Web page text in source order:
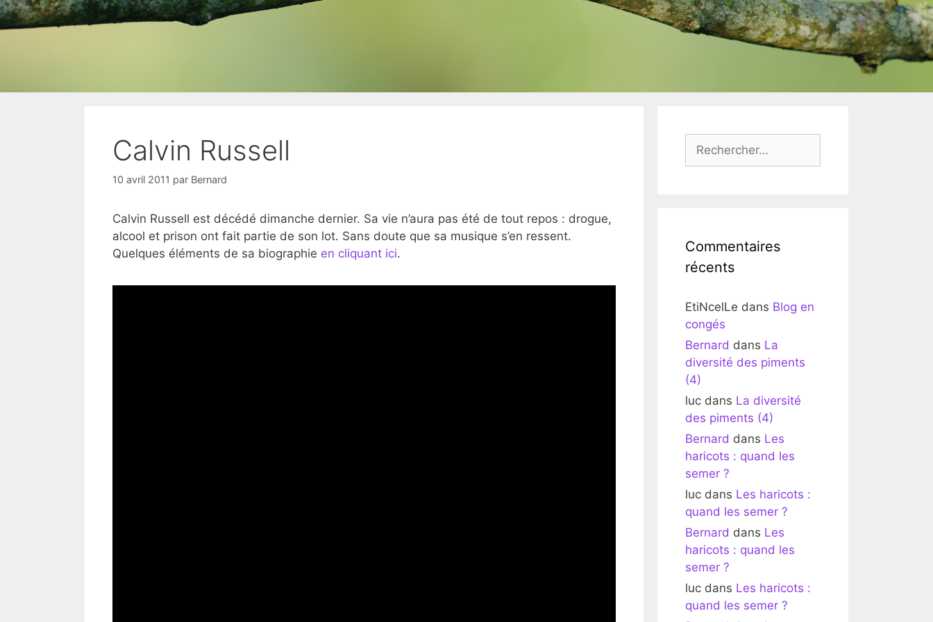
Calvin Russell
10 avril 2011 par Bernard
Calvin Russell est décédé dimanche dernier. Sa vie n’aura pas été de tout repos : drogue,
alcool et prison ont fait partie de son lot. Sans doute que sa musique s’en ressent.
Quelques éléments de sa biographie en cliquant ici.
Commentaires
récents
EtiNcelLe dans Blog en
congés
Bernard dans La
diversité des piments
(4)
luc dans La diversité
des piments (4)
Bernard dans Les
haricots : quand les
semer ?
luc dans Les haricots :
quand les semer ?
Bernard dans Les
haricots : quand les
semer ?
luc dans Les haricots :
quand les semer ?